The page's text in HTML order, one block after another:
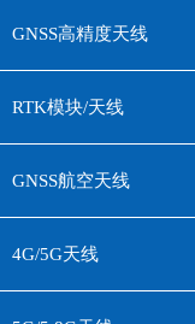
GNSS高精度天线
RTK模块/天线
GNSS航空天线
4G/5G天线